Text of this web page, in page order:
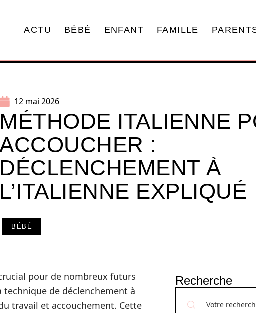
ACTU BÉBÉ ENFANT FAMILLE
12 mai 2026
MÉTHODE ITALIENNE
ACCOUCHER :
DÉCLENCHEMENT À
L’ITALIENNE EXPLIQUÉ
BÉBÉ
pour de nombreux futurs
de déclenchement à
travail et accouchement. Cette
Recherche